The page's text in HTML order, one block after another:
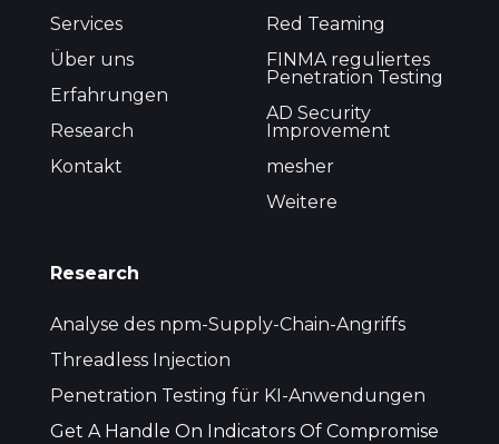
Services
Über uns
Erfahrungen
Research
Kontakt
Red Teaming
FINMA reguliertes
Penetration Testing
AD Security
Improvement
mesher
Weitere
Research
Analyse des npm-Supply-Chain-Angriffs
Threadless Injection
Penetration Testing für KI-Anwendungen
Get A Handle On Indicators Of Compromise